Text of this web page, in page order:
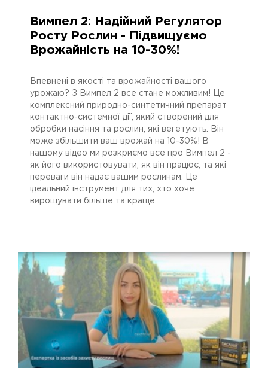
2664 17.07.2023
Вимпел 2: Надійний Регулятор
Росту Рослин - Підвищуємо
Врожайність на 10-30%!
Впевнені в якості та врожайності вашого
урожаю? З Вимпел 2 все стане можливим! Це
комплексний природно-синтетичний препарат
контактно-системної дії, який створений для
обробки насіння та рослин, які вегетують. Він
може збільшити ваш врожай на 10-30%! В
нашому відео ми розкриємо все про Вимпел 2 -
як його використовувати, як він працює, та які
переваги він надає вашим рослинам. Це
ідеальний інструмент для тих, хто хоче
вирощувати більше та краще.